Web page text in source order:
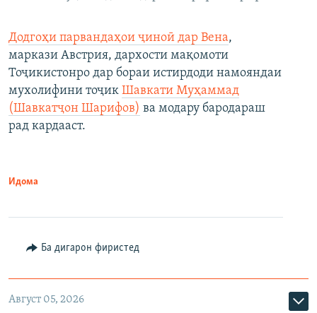
Додгоҳи парвандаҳои ҷиноӣ дар Вена,
маркази Австрия, дархости мақомоти
Тоҷикистонро дар бораи истирдоди намояндаи
мухолифини тоҷик Шавкати Муҳаммад
(Шавкатҷон Шарифов) ва модару бародараш
рад кардааст.
Идома
Ба дигарон фиристед
Август 05, 2026